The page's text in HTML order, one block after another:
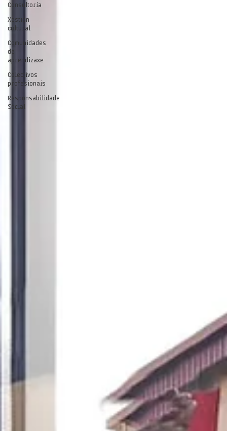
Consultoría
Xestión
cultural
Comunidades
de
aprendizaxe
Colectivos
profesionais
Responsabilidade
Social